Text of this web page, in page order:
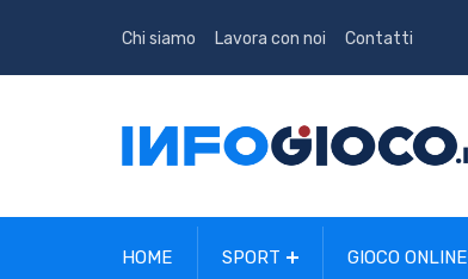
Chi siamo Lavora con noi Contatti
HOME SPORT GIOCO ONLINE